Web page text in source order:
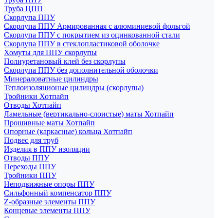
Труба ЦПП
Скорлупа ППУ
Скорлупа ППУ Армированная с алюминиевой фольгой
Скорлупа ППУ с покрытием из оцинкованной стали
Скорлупа ППУ в стеклопластиковой оболочке
Хомуты для ППУ скорлупы
Полиуретановый клей без скорлупы
Скорлупа ППУ без дополнительной оболочки
Минераловатные цилиндры
Теплоизоляционые цилиндры (скорлупы)
Тройники Хотпайп
Отводы Хотпайп
Ламельные (вертикально-слоистые) маты Хотпайп
Прошивные маты Хотпайп
Опорные (каркасные) кольца Хотпайп
Подвес для труб
Изделия в ППУ изоляции
Отводы ППУ
Переходы ППУ
Тройники ППУ
Неподвижные опоры ППУ
Cильфонный компенсатор ППУ
Z-образные элементы ППУ
Концевые элементы ППУ